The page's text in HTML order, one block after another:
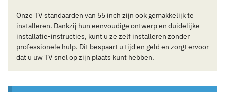
Onze TV standaarden van 55 inch zijn ook gemakkelijk te
installeren. Dankzij hun eenvoudige ontwerp en duidelijke
installatie-instructies, kunt u ze zelf installeren zonder
professionele hulp. Dit bespaart u tijd en geld en zorgt ervoor
dat u uw TV snel op zijn plaats kunt hebben.